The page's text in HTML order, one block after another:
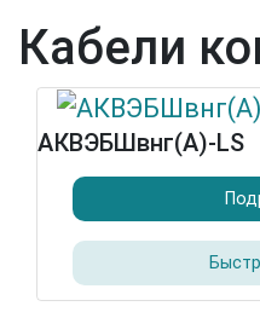
Кабели
АКВЭБШвнг(А)-LS